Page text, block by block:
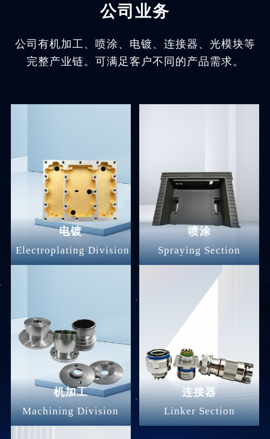
公司业务
公司有机加工、喷涂、电镀、连接器、光模块等
完整产业链。可满足客户不同的产品需求。
电镀
Electroplating Division
喷涂
Spraying Section
机加工
Machining Division
连接器
Linker Section